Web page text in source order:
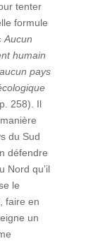
tenter
formule
Aucun
humain
pays
258). Il
du Sud
défendre
Nord qu’il
le
faire en
un